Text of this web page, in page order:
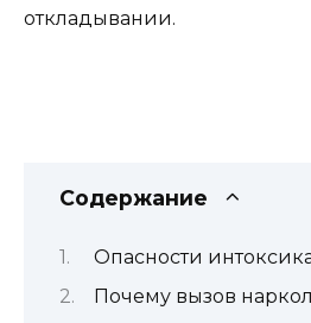
откладывании.
Содержание
Опасности
Почему вызов